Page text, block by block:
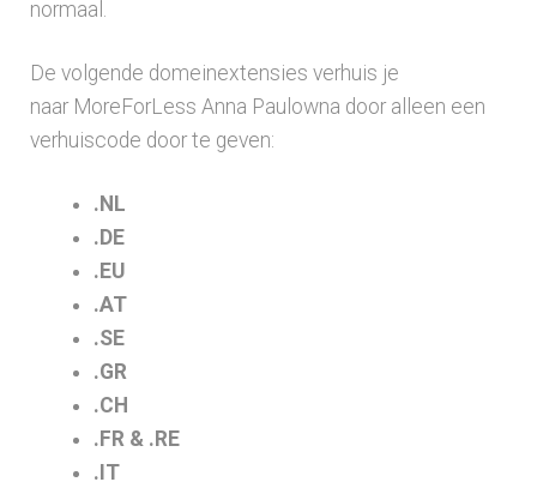
normaal.
De volgende domeinextensies verhuis je
naar MoreForLess Anna Paulowna door alleen een
verhuiscode door te geven:
.NL
.DE
.EU
.AT
.SE
.GR
.CH
.FR & .RE
.IT